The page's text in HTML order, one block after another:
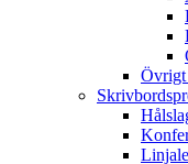
Övrigt